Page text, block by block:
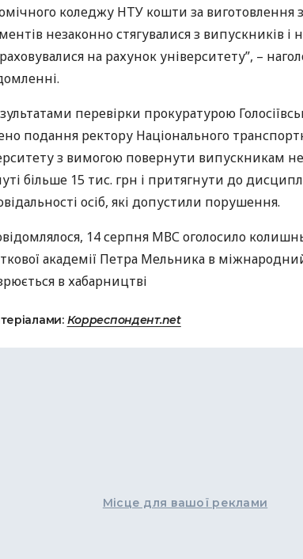
коледжу НТУ кошти за виготовлення
незаконно стягувалися з випускників і
на рахунок університету”, –
перевірки прокуратурою
подання ректору Національного
з вимогою повернути випускникам
більше 15 тис. грн і притягнути до
осіб, які допустили порушення.
14 серпня МВСоголосило
академії Петра Мельника в
в хабарництві
Корреспондент.net
Місце для вашої реклами